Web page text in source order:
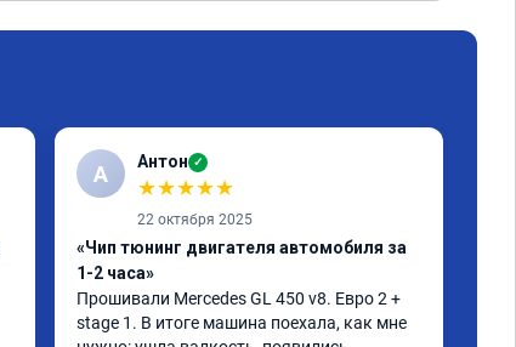
А Антон ✓
★★★★★
22 октября 2025
«Чип тюнинг двигателя автомобиля за
1-2 часа»
Прошивали Mercedes GL 450 v8. Евро 2 +
stage 1. В итоге машина поехала, как мне